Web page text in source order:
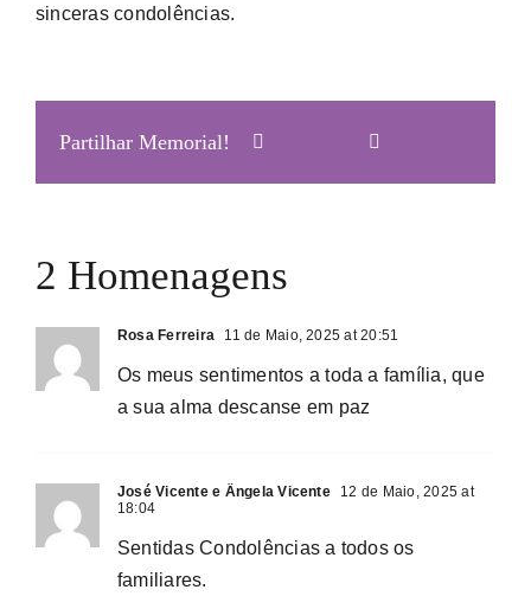
sinceras condolências.
Partilhar Memorial!
2 Homenagens
Rosa Ferreira 11 de Maio, 2025 at 20:51
Os meus sentimentos a toda a família, que
a sua alma descanse em paz
José Vicente e Ângela Vicente
12 de Maio, 2025 at
18:04
Sentidas Condolências a todos os
familiares.